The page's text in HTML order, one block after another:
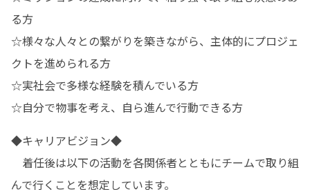
る方
☆様々な人々との繋がりを築きながら、主体的にプロジェ
クトを進められる方
☆実社会で多様な経験を積んでいる方
☆自分で物事を考え、自ら進んで行動できる方
◆キャリアビジョン◆
着任後は以下の活動を各関係者とともにチームで取り組
んで行くことを想定しています。